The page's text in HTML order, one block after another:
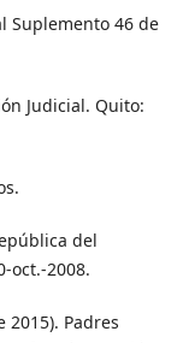
Suplemento 46 de
Judicial. Quito:
del
oct.-2008.
2015). Padres